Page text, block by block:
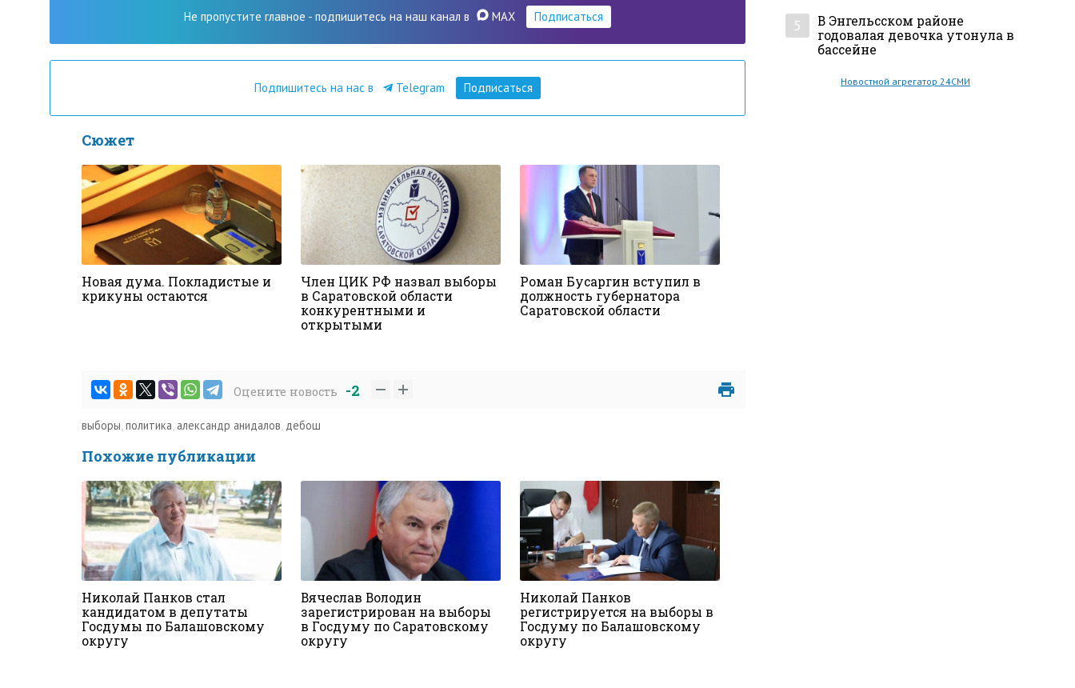
Не пропустите главное - подпишитесь на наш канал в MAX Подписаться
Подпишитесь на нас в Telegram Подписаться
Сюжет
Новая дума. Покладистые и
крикуны остаются
Член ЦИК РФ назвал выборы
в Саратовской области
конкурентными и
открытыми
Роман Бусаргин вступил в
должность губернатора
Саратовской области
Оцените новость -2
выборы,политика, александр анидалов, дебош
Похожие публикации
Николай Панков стал
кандидатом в депутаты
Госдумы по Балашовскому
округу
Вячеслав Володин
зарегистрирован на выборы
в Госдуму по Саратовскому
округу
Николай Панков
регистрируется на выборы в
Госдуму по Балашовскому
округу
5
В Энгельсском районе
годовалая девочка утонула в
бассейне
Новостной агрегатор 24СМИ